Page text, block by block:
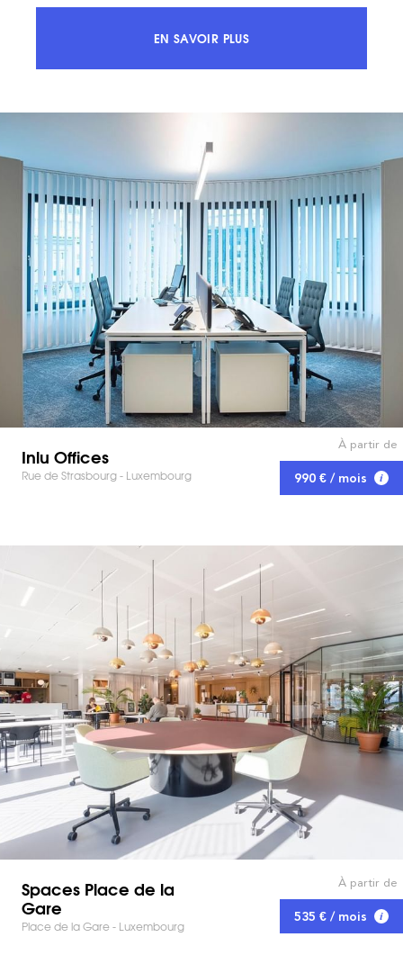
EN SAVOIR PLUSACCÉDEZ À 100% DU MARCHÉ ET
Inlu Offices
Rue de Strasbourg - Luxembourg
À partir de
990 € / mois
Spaces Place de la
Gare
Place de la Gare - Luxembourg
À partir de
535 € / mois